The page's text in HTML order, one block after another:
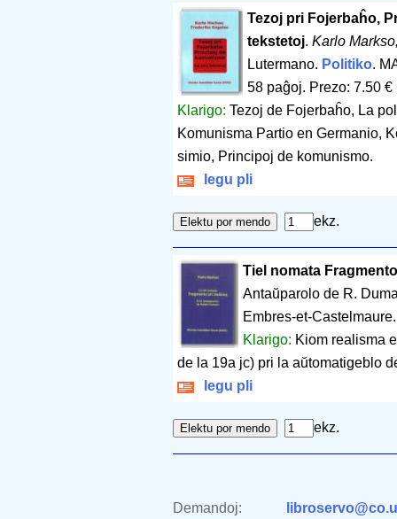
Tezoj pri Fojerbaĥo,
tekstetoj. Karlo
Lutermano. Politiko.
58 paĝoj. Prezo: 7.50 €
Klarigo: Tezoj de Fojerbaĥo, La
Komunisma Partio en Germanio,
simio, Principoj de komunismo.
legu pli
ekz.
Tiel nomata
Antaŭparolo de R.
Embres-et-
Klarigo: Kiom realisma
de la 19a jc) pri la aŭtomatigeblo
legu pli
ekz.
Demandoj: